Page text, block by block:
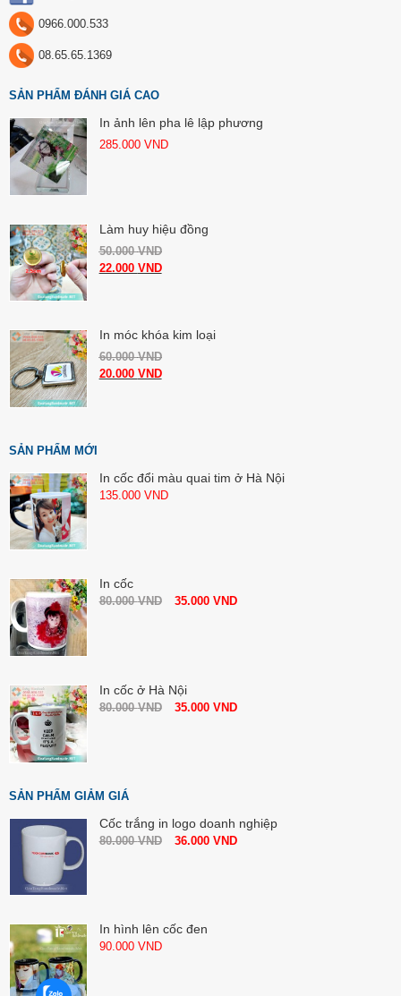
0966.000.533
08.65.65.1369
SẢN PHẨM ĐÁNH GIÁ CAO
In ảnh lên pha lê lập phương
285.000 VND
Làm huy hiệu đồng
50.000VND
22.000 VND
In móc khóa kim loại
60.000VND
20.000 VND
SẢN PHẨM MỚI
In cốc đổi màu quai tim ở Hà Nội
135.000 VND
In cốc
80.000VND 35.000 VND
In cốc ở Hà Nội
80.000VND 35.000 VND
SẢN PHẨM GIẢM GIÁ
Cốc trắng in logo doanh nghiệp
80.000VND 36.000 VND
In hình lên cốc đen
90.000 VND